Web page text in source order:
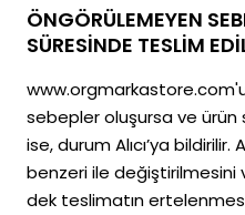
ÖNGÖRÜLEMEYEN
SÜRESİNDE TESLİM
sebepler oluşursa ve
ise, durum Alıcı’ya bildirilir.
benzeri ile
dek teslimatın